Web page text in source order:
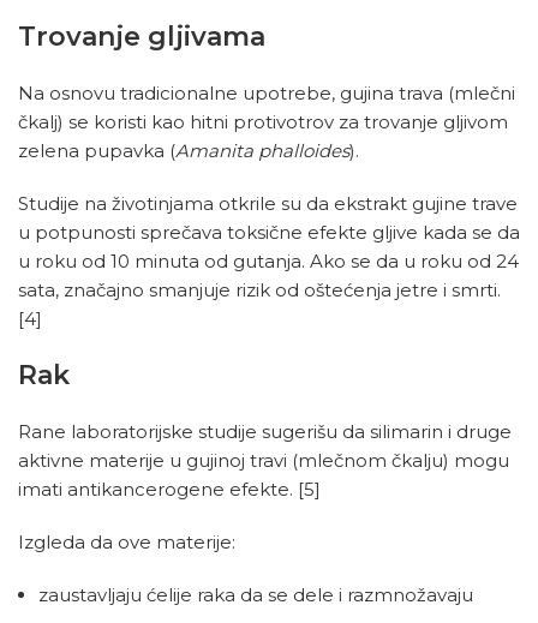
Trovanje gljivama
Na osnovu tradicionalne upotrebe, gujina trava (mlečni
čkalj) se koristi kao hitni protivotrov za trovanje gljivom
zelena pupavka (Amanita phalloides).
Studije na životinjama otkrile su da ekstrakt gujine trave
u potpunosti sprečava toksične efekte gljive kada se da
u roku od 10 minuta od gutanja. Ako se da u roku od 24
sata, značajno smanjuje rizik od oštećenja jetre i smrti.
[4]
Rak
Rane laboratorijske studije sugerišu da silimarin i druge
aktivne materije u gujinoj travi (mlečnom čkalju) mogu
imati antikancerogene efekte. [5]
Izgleda da ove materije:
zaustavljaju ćelije raka da se dele i razmnožavaju